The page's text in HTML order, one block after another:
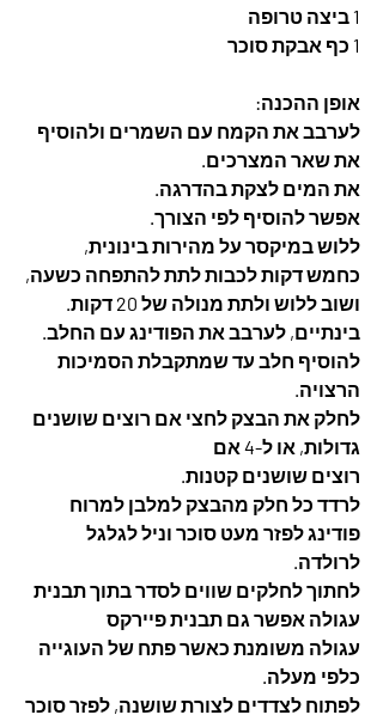
1 ביצה טרופה
1 כף אבקת סוכר
אופן ההכנה:
לערבב את הקמח עם השמרים ולהוסיף
את שאר המצרכים.
את המים לצקת בהדרגה.
אפשר להוסיף לפי הצורך.
ללוש במיקסר על מהירות בינונית,
כחמש דקות לכבות לתת להתפחה כשעה,
ושוב ללוש ולתת מנולה של 20 דקות.
בינתיים, לערבב את הפודינג עם החלב.
להוסיף חלב עד שמתקבלת הסמיכות
הרצויה.
לחלק את הבצק לחצי אם רוצים שושנים
גדולות, או ל-4 אם
רוצים שושנים קטנות.
לרדד כל חלק מהבצק למלבן למרוח
פודינג לפזר מעט סוכר וניל לגלגל
לרולדה.
לחתוך לחלקים שווים לסדר בתוך תבנית
עגולה אפשר גם תבנית פיירקס
עגולה משומנת כאשר פתח של העוגייה
כלפי מעלה.
לפתוח לצדדים לצורת שושנה, לפזר סוכר